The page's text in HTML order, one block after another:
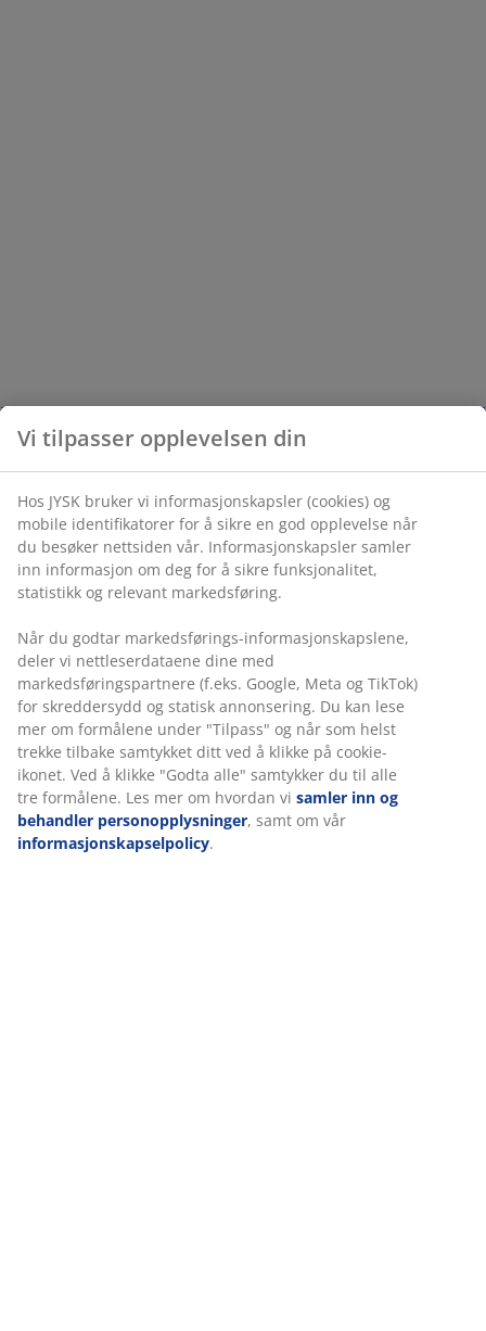
Vi tilpasser opplevelsen din
Hos JYSK bruker vi informasjonskapsler (cookies) og
mobile identifikatorer for å sikre en god opplevelse når
du besøker nettsiden vår. Informasjonskapsler samler
inn informasjon om deg for å sikre funksjonalitet,
statistikk og relevant markedsføring.
Når du godtar markedsførings-informasjonskapslene,
deler vi nettleserdataene dine med
markedsføringspartnere (f.eks. Google, Meta og TikTok)
for skreddersydd og statisk annonsering. Du kan lese
mer om formålene under "Tilpass" og når som helst
trekke tilbake samtykket ditt ved å klikke på cookie-
ikonet. Ved å klikke "Godta alle" samtykker du til alle
tre formålene. Les mer om hvordan vi samler inn og
behandler personopplysninger, samt om vår
informasjonskapselpolicy.